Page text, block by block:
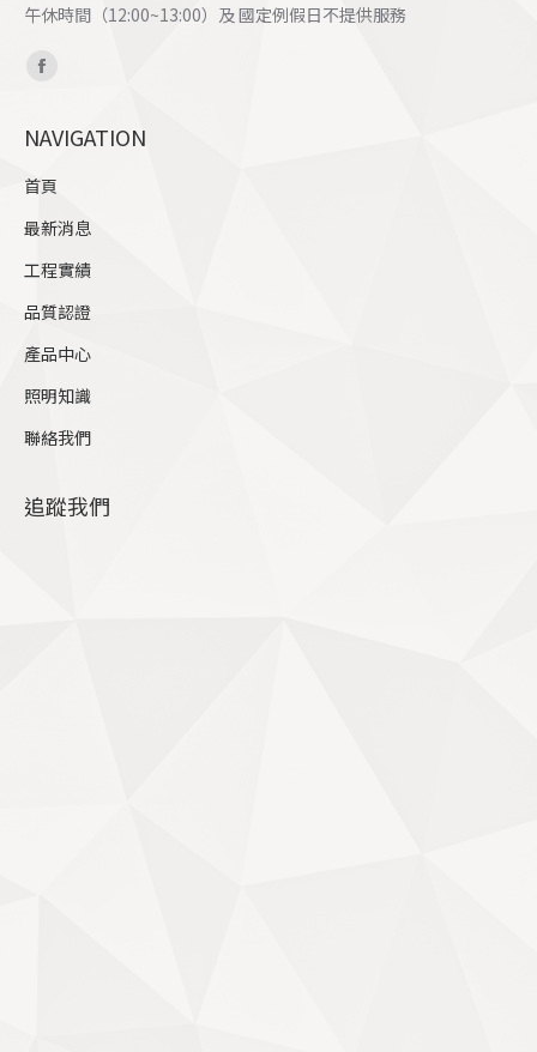
午休時間（12:00~13:00）及 國定例假日不提供服務
Find us on:
Facebook
opens
window
NAVIGATION
首頁
最新消息
工程實績
品質認證
產品中心
照明知識
聯絡我們
追蹤我們